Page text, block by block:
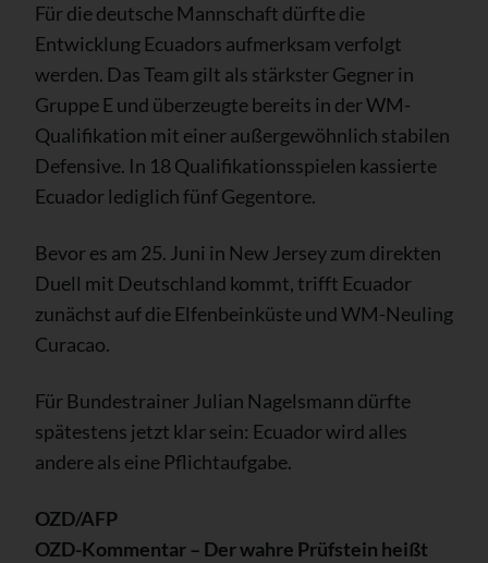
Für die deutsche Mannschaft dürfte die
Entwicklung Ecuadors aufmerksam verfolgt
werden. Das Team gilt als stärkster Gegner in
Gruppe E und überzeugte bereits in der WM-
Qualifikation mit einer außergewöhnlich stabilen
Defensive. In 18 Qualifikationsspielen kassierte
Ecuador lediglich fünf Gegentore.
Bevor es am 25. Juni in New Jersey zum direkten
Duell mit Deutschland kommt, trifft Ecuador
zunächst auf die Elfenbeinküste und WM-Neuling
Curacao.
Für Bundestrainer Julian Nagelsmann dürfte
spätestens jetzt klar sein: Ecuador wird alles
andere als eine Pflichtaufgabe.
OZD/AFP
OZD-Kommentar – Der wahre Prüfstein heißt